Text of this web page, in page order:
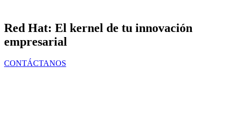
Red Hat: El kernel de tu innovación
empresarial
CONTÁCTANOS